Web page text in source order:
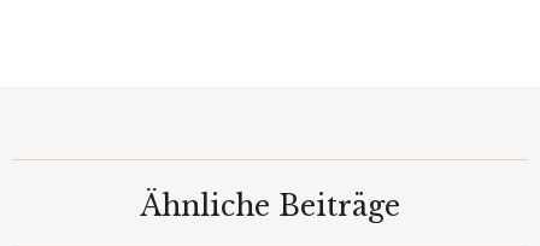
Ähnliche Beiträge